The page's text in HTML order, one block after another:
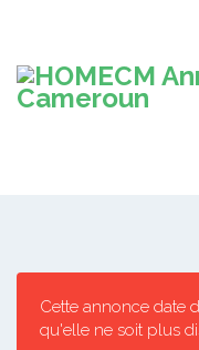
Cette annonce date
qu'elle ne soit plus